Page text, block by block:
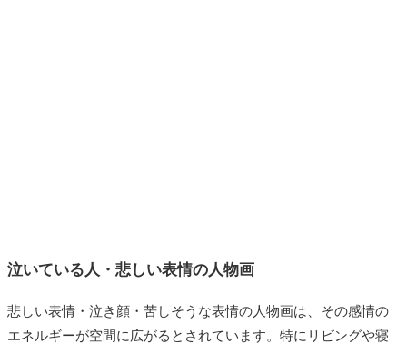
泣いている人・悲しい表情の人物画
悲しい表情・泣き顔・苦しそうな表情の人物画は、その感情の
エネルギーが空間に広がるとされています。特にリビングや寝